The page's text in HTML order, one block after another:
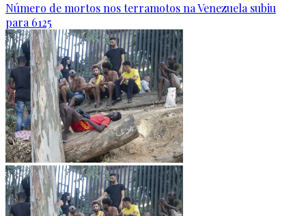
Número de mortos nos terramotos na Venezuela subiu
para 6125